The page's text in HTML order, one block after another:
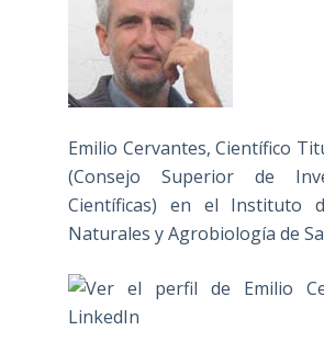
Emilio Cervantes, Científico
(Consejo Superior de
Científicas) en el Instituto
Naturales y Agrobiología de